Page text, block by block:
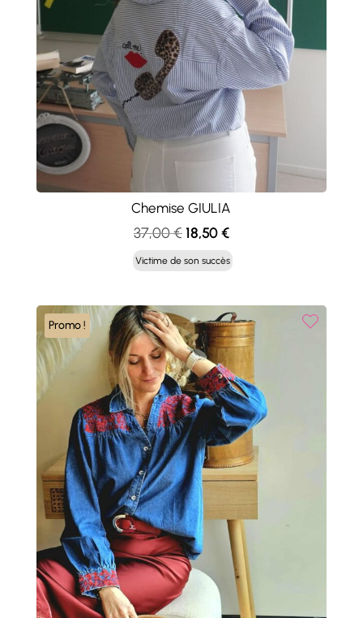
Chemise GIULIA
37,00€ Le
prix
initial
37,00 €.
18,50€Le
prix
actuel
18,50 €.
Victime de son succès
Promo !